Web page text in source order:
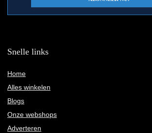
Snelle links
Home
Alles winkelen
Blogs
Onze webshops
Adverteren